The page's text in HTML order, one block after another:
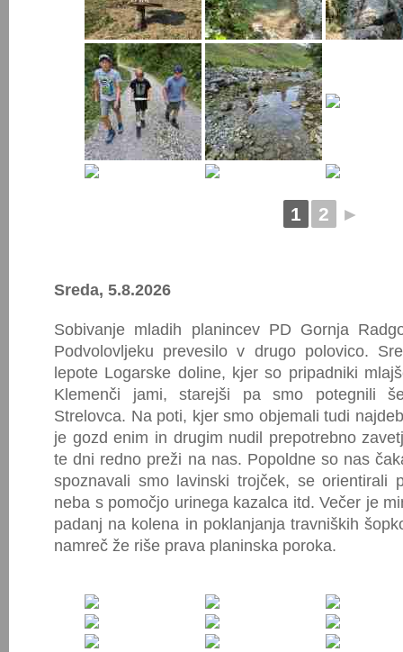
1 2 ►
Sreda, 5.8.2026
Sobivanje mladih planincev PD Gornja
Podvolovljeku prevesilo v drugo polovico.
lepote Logarske doline, kjer so pripadniki
Klemenči jami, starejši pa smo potegnili
Strelovca. Na poti, kjer smo objemali tudi
je gozd enim in drugim nudil prepotrebno
te dni redno preži na nas. Popoldne so nas
spoznavali smo lavinski trojček, se orientirali
neba s pomočjo urinega kazalca itd. Večer je
padanj na kolena in poklanjanja travniških
namreč že riše prava planinska poroka.